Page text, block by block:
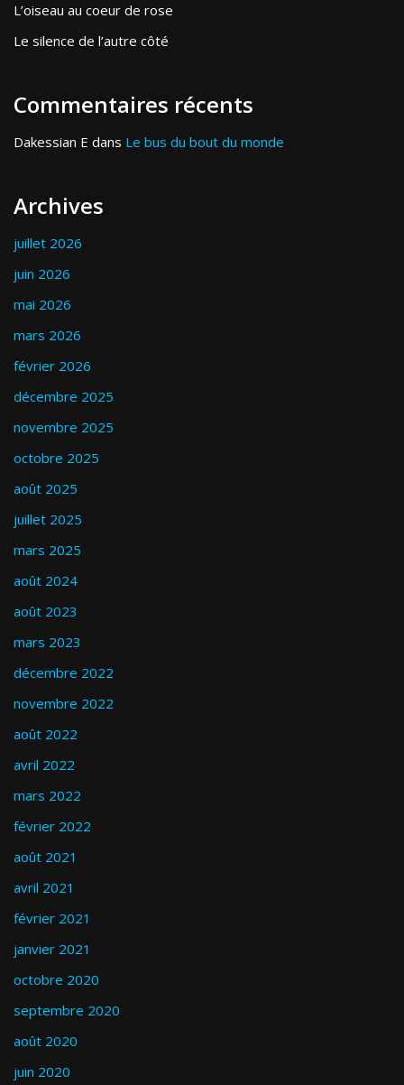
L’oiseau au coeur de rose
Le silence de l’autre côté
Commentaires récents
Dakessian E dans Le bus du bout du monde
Archives
juillet 2026
juin 2026
mai 2026
mars 2026
février 2026
décembre 2025
novembre 2025
octobre 2025
août 2025
juillet 2025
mars 2025
août 2024
août 2023
mars 2023
décembre 2022
novembre 2022
août 2022
avril 2022
mars 2022
février 2022
août 2021
avril 2021
février 2021
janvier 2021
octobre 2020
septembre 2020
août 2020
juin 2020